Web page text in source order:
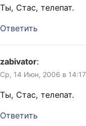
Ты, Стас, телепат.
Ответить
zabivator:
Ср, 14 Июн, 2006 в 14:17
Ты, Стас, телепат.
Ответить